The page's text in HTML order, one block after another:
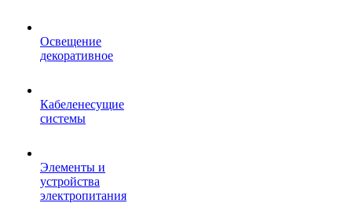
Освещение
декоративное
Кабеленесущие
системы
Элементы и
устройства
электропитания